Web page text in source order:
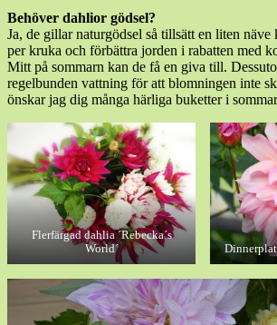
Behöver dahlior gödsel?
Ja, de gillar naturgödsel så tillsätt en liten näve
per kruka och förbättra jorden i rabatten med
Mitt på sommarn kan de få en giva till.
regelbunden vattning för att blomningen inte
önskar jag dig många härliga buketter i
Flerfärgad dahlia ´Rebecka´s
World´